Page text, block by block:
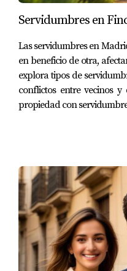
sobre qué aspectos
renovación de la cédula
dependiendo de las
Casos prácticos
Para ilustrar mejor el
casos prácticos que
Henares.
Caso 1: Juan y su
Juan compró su primera
emocionado por
alquilarla antes de
necesitaba la cédula de
Servidumbres en
Las servidumbres en
en beneficio de otra,
explora tipos de
conflictos entre vecinos
propiedad con